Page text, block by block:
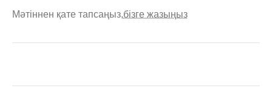
Мәтіннен қате тапсаңыз,бізге жазыңыз